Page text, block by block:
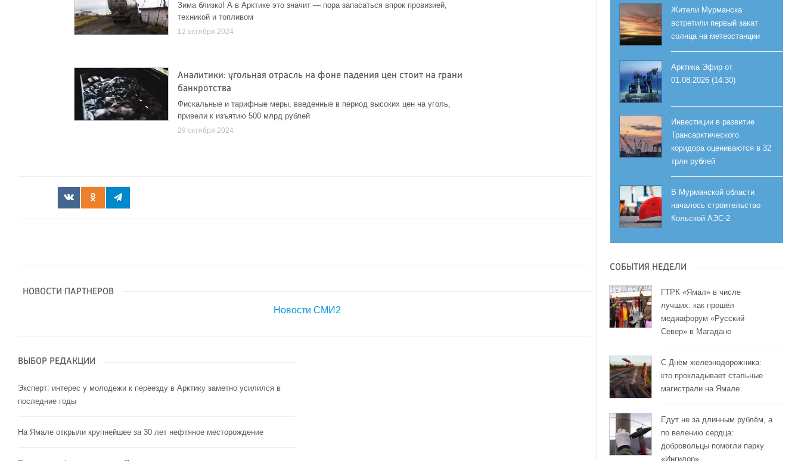
Зима близко! А в Арктике это значит — пора запасаться впрок провизией,
техникой и топливом
12 октября 2024
Аналитики: угольная отрасль на фоне падения цен стоит на грани
банкротства
Фискальные и тарифные меры, введенные в период высоких цен на уголь,
привели к изъятию 500 млрд рублей
29 октября 2024
НОВОСТИ ПАРТНЕРОВ
Новости СМИ2
ВЫБОР РЕДАКЦИИ
Эксперт: интерес у молодежи к переезду в Арктику заметно усилился в
последние годы
На Ямале открыли крупнейшее за 30 лет нефтяное месторождение
Жители Мурманска
встретили первый закат
солнца на метеостанции
Арктика Эфир от
01.08.2026 (14:30)
Инвестиции в развитие
Трансарктического
коридора оцениваются в 32
трлн рублей
В Мурманской области
началось строительство
Кольской АЭС-2
СОБЫТИЯ НЕДЕЛИ
ГТРК «Ямал» в числе
лучших: как прошёл
медиафорум «Русский
Север» в Магадане
С Днём железнодорожника:
кто прокладывает стальные
магистрали на Ямале
Едут не за длинным рублём, а
по велению сердца:
добровольцы помогли парку
«Ингилор»